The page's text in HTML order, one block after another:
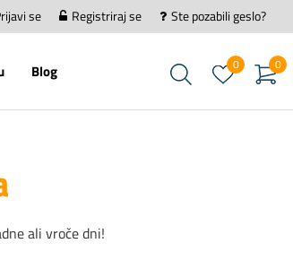
se Registriraj se Ste pozabili geslo?
Blog 0
0
ali vroče dni!